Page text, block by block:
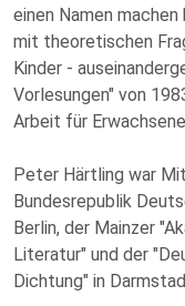
einen Namen
mit theoretischen
Kinder -
Vorlesungen" von
Arbeit für
Peter Härtling war
Bundesrepublik
Berlin, der Mainzer
Literatur" und der
Dichtung" in